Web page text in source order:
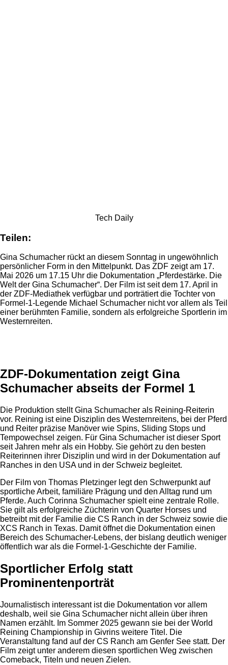
Tech Daily
Teilen:
Gina Schumacher rückt an diesem Sonntag in ungewöhnlich
persönlicher Form in den Mittelpunkt. Das ZDF zeigt am 17.
Mai 2026 um 17.15 Uhr die Dokumentation „Pferdestärke. Die
Welt der Gina Schumacher“. Der Film ist seit dem 17. April in
der ZDF-Mediathek verfügbar und porträtiert die Tochter von
Formel-1-Legende Michael Schumacher nicht vor allem als Teil
einer berühmten Familie, sondern als erfolgreiche Sportlerin im
Westernreiten.
ZDF-Dokumentation zeigt Gina
Schumacher abseits der Formel 1
Die Produktion stellt Gina Schumacher als Reining-Reiterin
vor. Reining ist eine Disziplin des Westernreitens, bei der Pferd
und Reiter präzise Manöver wie Spins, Sliding Stops und
Tempowechsel zeigen. Für Gina Schumacher ist dieser Sport
seit Jahren mehr als ein Hobby. Sie gehört zu den besten
Reiterinnen ihrer Disziplin und wird in der Dokumentation auf
Ranches in den USA und in der Schweiz begleitet.
Der Film von Thomas Pletzinger legt den Schwerpunkt auf
sportliche Arbeit, familiäre Prägung und den Alltag rund um
Pferde. Auch Corinna Schumacher spielt eine zentrale Rolle.
Sie gilt als erfolgreiche Züchterin von Quarter Horses und
betreibt mit der Familie die CS Ranch in der Schweiz sowie die
XCS Ranch in Texas. Damit öffnet die Dokumentation einen
Bereich des Schumacher-Lebens, der bislang deutlich weniger
öffentlich war als die Formel-1-Geschichte der Familie.
Sportlicher Erfolg statt
Prominentenporträt
Journalistisch interessant ist die Dokumentation vor allem
deshalb, weil sie Gina Schumacher nicht allein über ihren
Namen erzählt. Im Sommer 2025 gewann sie bei der World
Reining Championship in Givrins weitere Titel. Die
Veranstaltung fand auf der CS Ranch am Genfer See statt. Der
Film zeigt unter anderem diesen sportlichen Weg zwischen
Comeback, Titeln und neuen Zielen.